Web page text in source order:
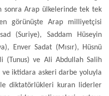
sonra Arap ülkelerinde tek tek
görünüşte Arap milliyetçisi
(Suriye), Saddam Hüseyin
Enver Sadat (Mısır), Hüsnü
(Tunus) ve Ali Abdullah Salih
ve iktidara askeri darbe yoluyla
diktatörlükleri kuran liderler